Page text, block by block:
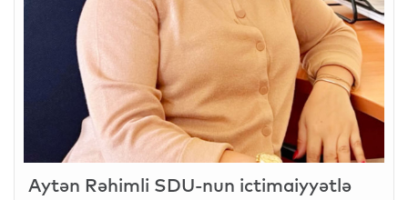
Aytən Rəhimli SDU-nun ictimaiyyətlə